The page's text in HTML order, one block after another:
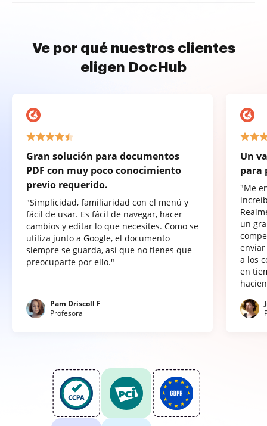
Ve por qué nuestros clientes
eligen DocHub
Gran solución para documentos
PDF con muy poco conocimiento
previo requerido.
"Simplicidad, familiaridad con el menú y
fácil de usar. Es fácil de navegar, hacer
cambios y editar lo que necesites. Como se
utiliza junto a Google, el documento
siempre se guarda, así que no tienes que
preocuparte por ello."
Pam Driscoll F
Profesora
Un
para
"Me
un
a los
en